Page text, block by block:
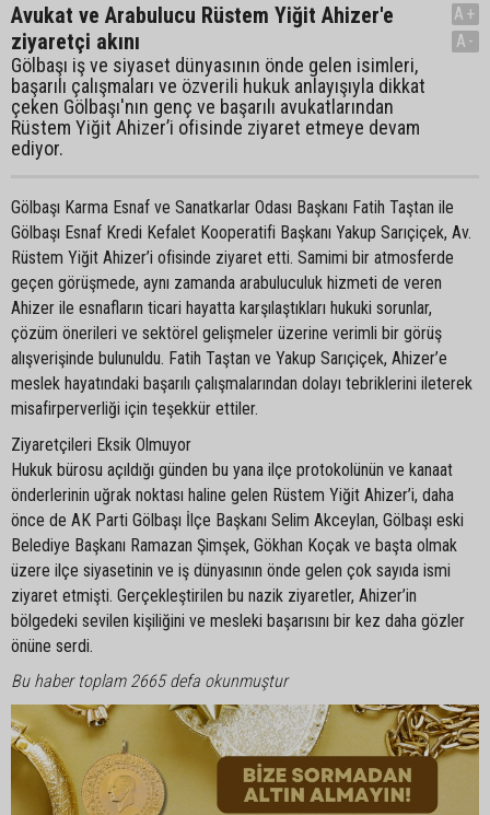
Avukat ve Arabulucu Rüstem Yiğit Ahizer'e
ziyaretçi akını
Gölbaşı iş ve siyaset dünyasının önde gelen isimleri,
başarılı çalışmaları ve özverili hukuk anlayışıyla dikkat
çeken Gölbaşı'nın genç ve başarılı avukatlarından
Rüstem Yiğit Ahizer’i ofisinde ziyaret etmeye devam
ediyor.
A+
A-
Gölbaşı Karma Esnaf ve Sanatkarlar Odası Başkanı Fatih Taştan ile
Gölbaşı Esnaf Kredi Kefalet Kooperatifi Başkanı Yakup Sarıçiçek, Av.
Rüstem Yiğit Ahizer’i ofisinde ziyaret etti. Samimi bir atmosferde
geçen görüşmede, aynı zamanda arabuluculuk hizmeti de veren
Ahizer ile esnafların ticari hayatta karşılaştıkları hukuki sorunlar,
çözüm önerileri ve sektörel gelişmeler üzerine verimli bir görüş
alışverişinde bulunuldu. Fatih Taştan ve Yakup Sarıçiçek, Ahizer’e
meslek hayatındaki başarılı çalışmalarından dolayı tebriklerini ileterek
misafirperverliği için teşekkür ettiler.
Ziyaretçileri Eksik Olmuyor
Hukuk bürosu açıldığı günden bu yana ilçe protokolünün ve kanaat
önderlerinin uğrak noktası haline gelen Rüstem Yiğit Ahizer’i, daha
önce de AK Parti Gölbaşı İlçe Başkanı Selim Akceylan, Gölbaşı eski
Belediye Başkanı Ramazan Şimşek, Gökhan Koçak ve başta olmak
üzere ilçe siyasetinin ve iş dünyasının önde gelen çok sayıda ismi
ziyaret etmişti. Gerçekleştirilen bu nazik ziyaretler, Ahizer’in
bölgedeki sevilen kişiliğini ve mesleki başarısını bir kez daha gözler
önüne serdi.
Bu haber toplam 2665 defa okunmuştur